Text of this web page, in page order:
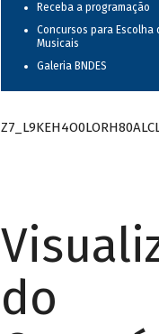
Receba a programação
Concursos para Escolha
Musicais
Galeria BNDES
do